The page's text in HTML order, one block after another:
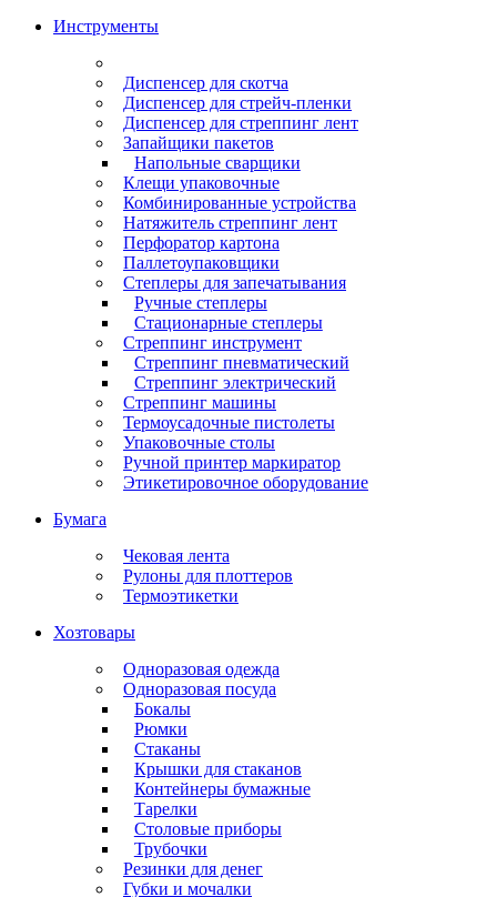
Инструменты
Диспенсер для скотча
Диспенсер для стрейч-пленки
Диспенсер для стреппинг лент
Запайщики пакетов
Напольные сварщики
Клещи упаковочные
Комбинированные устройства
Натяжитель стреппинг лент
Перфоратор картона
Паллетоупаковщики
Степлеры для запечатывания
Ручные степлеры
Стационарные степлеры
Стреппинг инструмент
Стреппинг пневматический
Стреппинг электрический
Стреппинг машины
Термоусадочные пистолеты
Упаковочные столы
Ручной принтер маркиратор
Этикетировочное оборудование
Бумага
Чековая лента
Рулоны для плоттеров
Термоэтикетки
Хозтовары
Одноразовая одежда
Одноразовая посуда
Бокалы
Рюмки
Стаканы
Крышки для стаканов
Контейнеры бумажные
Тарелки
Столовые приборы
Трубочки
Резинки для денег
Губки и мочалки